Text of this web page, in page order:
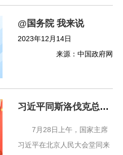
@国务院 我来说
2023年12月14日
来源：中国政府网
习近平同斯洛伐克总统佩列格里尼会谈
7月28日上午，国家主席
习近平在北京人民大会堂同来